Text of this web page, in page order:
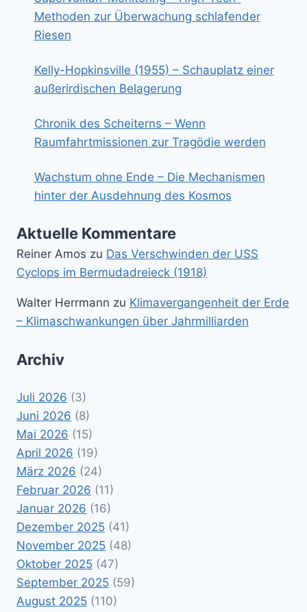
Methoden zur Überwachung schlafender
Riesen
Kelly-Hopkinsville (1955) – Schauplatz einer
außerirdischen Belagerung
Chronik des Scheiterns – Wenn
Raumfahrtmissionen zur Tragödie werden
Wachstum ohne Ende – Die Mechanismen
hinter der Ausdehnung des Kosmos
Aktuelle Kommentare
Reiner Amos zu Das Verschwinden der USS
Cyclops im Bermudadreieck (1918)
Walter Herrmann zu Klimavergangenheit der Erde
– Klimaschwankungen über Jahrmilliarden
Archiv
Juli 2026 (3)
Juni 2026 (8)
Mai 2026 (15)
April 2026 (19)
März 2026 (24)
Februar 2026 (11)
Januar 2026 (16)
Dezember 2025 (41)
November 2025 (48)
Oktober 2025 (47)
September 2025 (59)
August 2025 (110)